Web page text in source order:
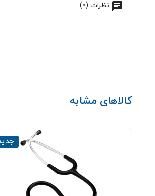
نظرات (0)
کالاهای مشابه